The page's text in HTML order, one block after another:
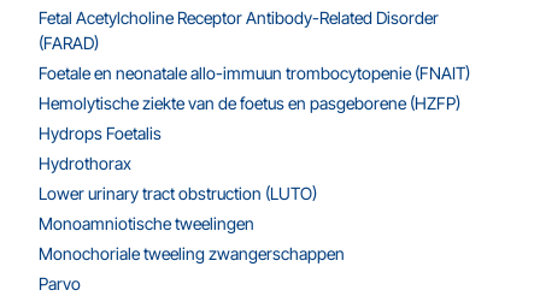
Fetal Acetylcholine Receptor Antibody-Related Disorder
(FARAD)
Foetale en neonatale allo-immuun trombocytopenie (FNAIT)
Hemolytische ziekte van de foetus en pasgeborene (HZFP)
Hydrops Foetalis
Hydrothorax
Lower urinary tract obstruction (LUTO)
Monoamniotische tweelingen
Monochoriale tweeling zwangerschappen
Parvo